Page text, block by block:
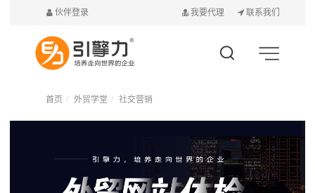
伙伴登录 我要代理 联系我们
首页 外贸学堂 社交营销